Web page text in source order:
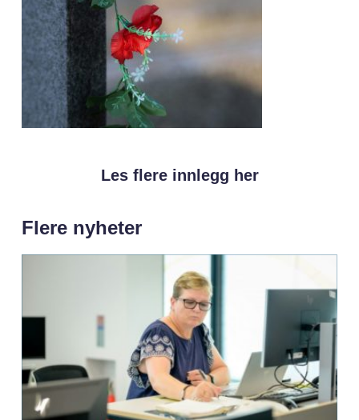
Les flere innlegg her
Flere nyheter